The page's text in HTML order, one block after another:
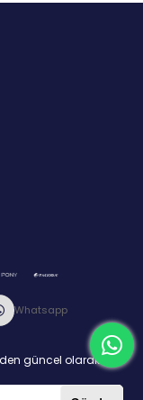
Whatsapp
güncel olarak